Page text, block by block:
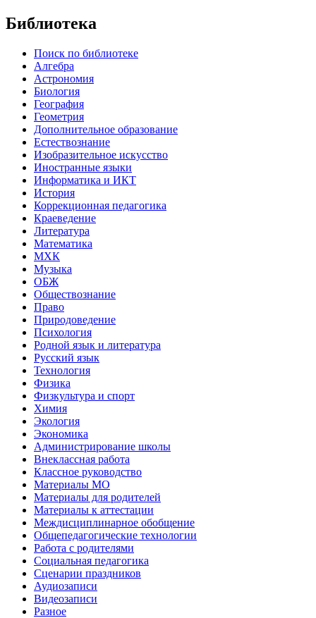
Библиотека
Поиск по библиотеке
Алгебра
Астрономия
Биология
География
Геометрия
Дополнительное образование
Естествознание
Изобразительное искусство
Иностранные языки
Информатика и ИКТ
История
Коррекционная педагогика
Краеведение
Литература
Математика
МХК
Музыка
ОБЖ
Обществознание
Право
Природоведение
Психология
Родной язык и литература
Русский язык
Технология
Физика
Физкультура и спорт
Химия
Экология
Экономика
Администрирование школы
Внеклассная работа
Классное руководство
Материалы МО
Материалы для родителей
Материалы к аттестации
Междисциплинарное обобщение
Общепедагогические технологии
Работа с родителями
Социальная педагогика
Сценарии праздников
Аудиозаписи
Видеозаписи
Разное